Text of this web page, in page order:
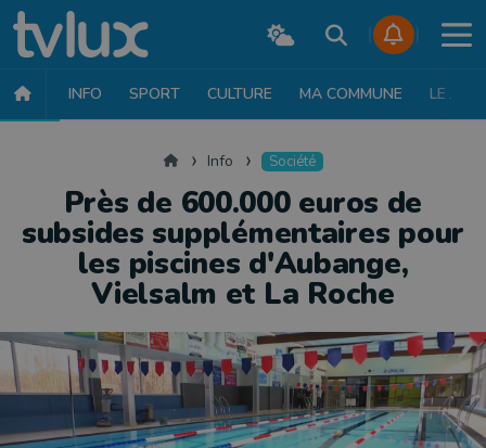
INFO SPORT CULTURE MA COMMUNE LE JT
AccueilInfo Société
Près de 600.000 euros de
subsides supplémentaires pour
les piscines d'Aubange,
Vielsalm et La Roche